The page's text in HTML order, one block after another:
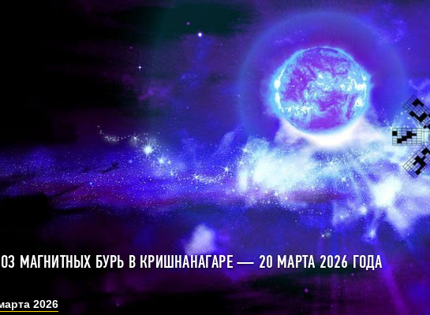
МАГНИТНЫХ БУРЬ В КРИШНАНАГАРЕ — 20 МАРТА 2026 ГОДА
2026